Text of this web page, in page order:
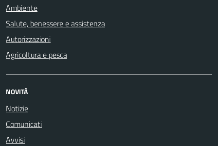
Ambiente
Salute, benessere e assistenza
Autorizzazioni
Agricoltura e pesca
NOVITÀ
Notizie
Comunicati
Avvisi